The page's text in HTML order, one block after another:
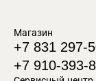
Магазин
+7 831 297-
+7 910-393-